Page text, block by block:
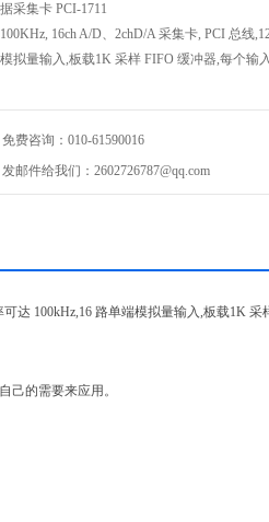
采集卡 PCI-1711
16ch A/D、2chD/A 采集卡, PCI 总线
拟量输入,板载1K 采样 FIFO 缓冲器,每个输
免费咨询：010-61590016
发邮件给我们：2602726787@qq.com
达 100kHz,16 路单端模拟量输入,板载1K
己的需要来应用。